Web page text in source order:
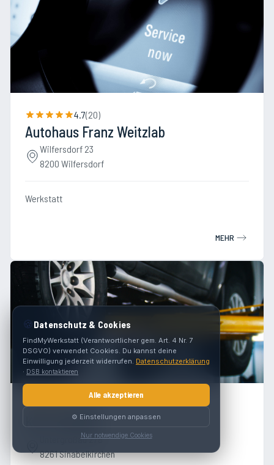
4.7(20)
Autohaus Franz Weitzlab
Wilfersdorf 23
8200 Wilfersdorf
Werkstatt
MEHR
4.7(95)
KFZ Timischl
Untergroßau 278
8261 Sinabelkirchen
🍪Datenschutz & Cookies
FindMyWerkstatt (Verantwortlicher gem. Art. 4 Nr. 7
DSGVO) verwendet Cookies. Du kannst deine
Einwilligung jederzeit widerrufen. Datenschutzerklärung
· DSB kontaktieren
Alle akzeptieren
⚙️ Einstellungen anpassen
Nur notwendige Cookies